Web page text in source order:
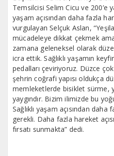
Temsilcisi Selim Cicu ve 200’e
yaşam açısından daha fazla
vurgulayan Selçuk Aslan,
mücadeleye dikkat çekmek
zamana geleneksel olarak
icra ettik. Sağlıklı yaşamın
pedalları çeviriyoruz. Düzce
şehrin coğrafi yapısı oldukça
memleketlerde bisiklet sürme,
yaygındır. Bizim ilimizde bu
Sağlıklı yaşam açısından
gerekli. Daha fazla hareket
fırsatı sunmakta” dedi.